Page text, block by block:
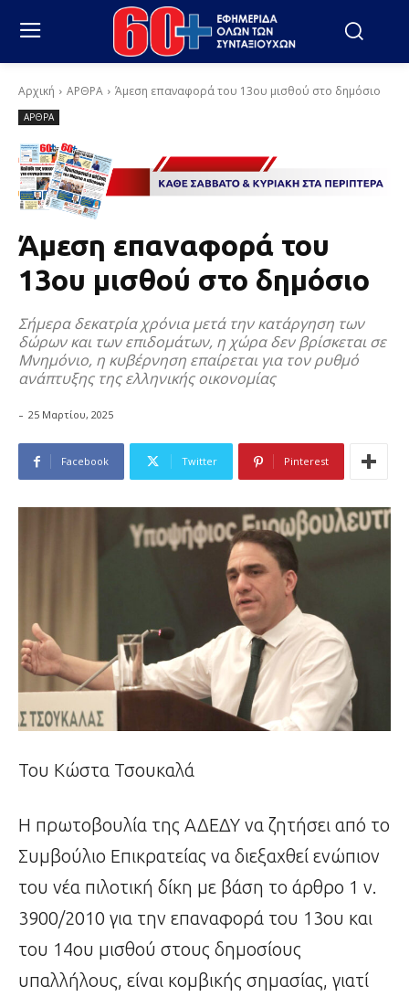
Αρχική ΑΡΘΡΑ Άμεση επαναφορά του 13ου μισθού στο δημόσιο
ΑΡΘΡΑ
Άμεση επαναφορά του
13ου μισθού στο δημόσιο
Σήμερα δεκατρία χρόνια μετά την κατάργηση των
δώρων και των επιδομάτων, η χώρα δεν βρίσκεται σε
Μνημόνιο, η κυβέρνηση επαίρεται για τον ρυθμό
ανάπτυξης της ελληνικής οικονομίας
- 25 Μαρτίου, 2025
Facebook Twitter Pinterest
Του Κώστα Τσουκαλά
Η πρωτοβουλία της ΑΔΕΔΥ να ζητήσει από το
Συμβούλιο Επικρατείας να διεξαχθεί ενώπιον
του νέα πιλοτική δίκη με βάση το άρθρο 1 ν.
3900/2010 για την επαναφορά του 13ου και
του 14ου μισθού στους δημοσίους
υπαλλήλους, είναι κομβικής σημασίας, γιατί